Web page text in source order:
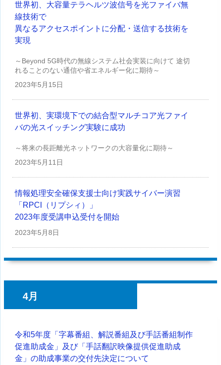
世界初、大容量テラヘルツ波信号を光ファイバ無
線技術で
異なるアクセスポイントに分配・送信する技術を
実現
～Beyond 5G時代の無線システム社会実装に向けて 途切
れることのない通信や省エネルギー化に期待～
2023年5月15日
世界初、実環境下での結合型マルチコア光ファイ
バの光スイッチング実験に成功
～将来の長距離光ネットワークの大容量化に期待～
2023年5月11日
情報処理安全確保支援士向け実践サイバー演習
「RPCI（リプシィ）」
2023年度受講申込受付を開始
2023年5月8日
4月
令和5年度「字幕番組、解説番組及び手話番組制作
促進助成金」及び「手話翻訳映像提供促進助成
金」の助成事業の交付先決定について